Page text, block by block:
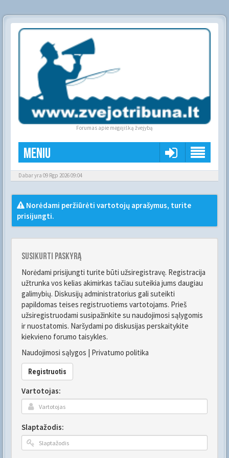
Forumas apie mėgėjišką žvejybą
Meniu
Dabar yra 09 Rgp 2026 09:04
Norėdami peržiūrėti vartotojų aprašymus, turite
prisijungti.
Susikurti paskyrą
Norėdami prisijungti turite būti užsiregistravę. Registracija
užtrunka vos kelias akimirkas tačiau suteikia jums daugiau
galimybių. Diskusijų administratorius gali suteikti
papildomas teises registruotiems vartotojams. Prieš
užsiregistruodami susipažinkite su naudojimosi sąlygomis
ir nuostatomis. Naršydami po diskusijas perskaitykite
kiekvieno forumo taisykles.
Naudojimosi sąlygos | Privatumo politika
Registruotis
Vartotojas:
Slaptažodis: